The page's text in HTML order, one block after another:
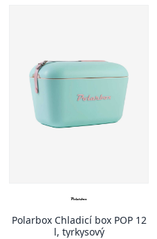
Polarbox Chladicí box POP 12
l, tyrkysový